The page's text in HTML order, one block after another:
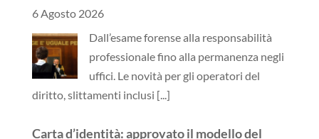
6 Agosto 2026
Dall’esame forense alla responsabilità
professionale fino alla permanenza negli
uffici. Le novità per gli operatori del
diritto, slittamenti inclusi [...]
Carta d’identità: approvato il modello del